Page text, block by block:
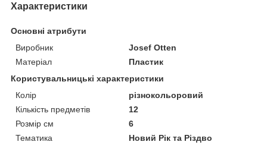
Характеристики
Основні атрибути
Виробник
Josef Otten
Матеріал
Пластик
Користувальницькі характеристики
Колір
різнокольоровий
Кількість предметів
12
Розмір см
6
Тематика
Новий Рік та Різдво